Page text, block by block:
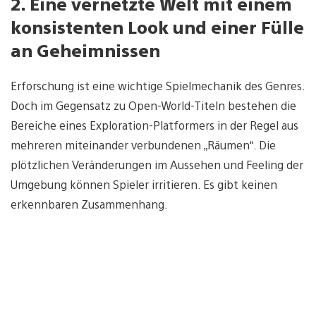
konsistenten Look und einer Fülle
an Geheimnissen
Erforschung ist eine wichtige Spielmechanik des Genres.
Doch im Gegensatz zu Open-World-Titeln bestehen die
Bereiche eines Exploration-Platformers in der Regel aus
mehreren miteinander verbundenen „Räumen“. Die
plötzlichen Veränderungen im Aussehen und Feeling der
Umgebung können Spieler irritieren. Es gibt keinen
erkennbaren Zusammenhang.